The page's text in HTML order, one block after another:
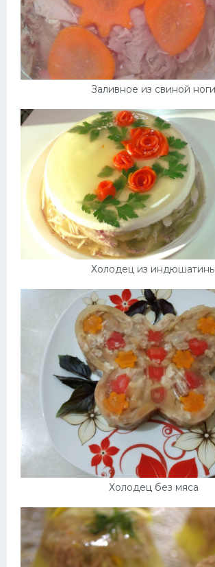
Заливное из свиной ноги
Холодец из индюшатины
Холодец без мяса